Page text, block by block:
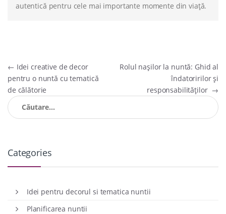
autentică pentru cele mai importante momente din viață.
Navigare
în
articole
← Idei creative de decor
pentru o nuntă cu tematică
de călătorie
Rolul nașilor la nuntă: Ghid al
îndatoririlor și
responsabilităților →
Caută
după:
Categories
Idei pentru decorul si tematica nuntii
Planificarea nuntii